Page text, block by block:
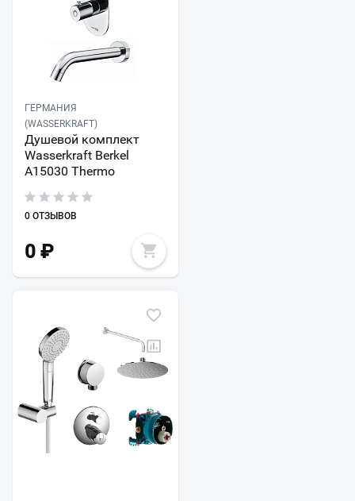
ГЕРМАНИЯ
(WASSERKRAFT)
Душевой комплект
Wasserkraft Berkel
A15030 Thermo
0 ОТЗЫВОВ
0 ₽